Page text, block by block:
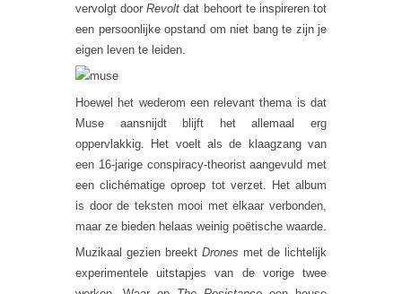
vervolgt doorRevolt dat behoort te inspireren tot
een persoonlijke opstand om niet bang te zijn je
eigen leven te leiden.
Hoewel het wederom een relevant thema is dat
Muse aansnijdt blijft het allemaal erg
oppervlakkig. Het voelt als de klaagzang van
een 16-jarige conspiracy-theorist aangevuld met
een clichématige oproep tot verzet. Het album
is door de teksten mooi met elkaar verbonden,
maar ze bieden helaas weinig poëtische waarde.
Muzikaal gezien breekt Drones met de lichtelijk
experimentele uitstapjes van de vorige twee